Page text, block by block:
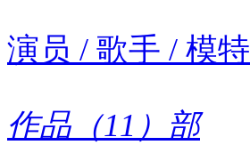
演员 / 歌手 / 模特
作品（11）部